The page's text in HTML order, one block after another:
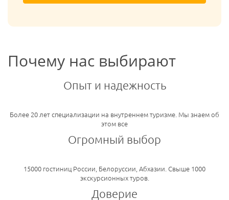
Почему нас выбирают
Опыт и надежность
Более 20 лет специализации на внутреннем туризме. Мы знаем об
этом все
Огромный выбор
15000 гостиниц России, Белоруссии, Абхазии. Свыше 1000
экскурсионных туров.
Доверие